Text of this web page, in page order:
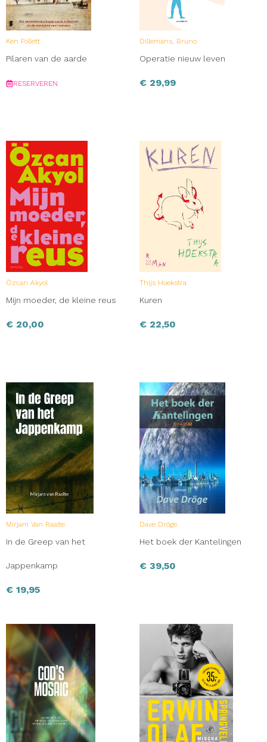
Ken Follett
Pilaren van de aarde
RESERVEREN
Dillemans, Bruno
Operatie nieuw leven
€ 29,99
Özcan Akyol
Mijn moeder, de kleine reus
€ 20,00
Thijs Hoekstra
Kuren
€ 22,50
Mirjam Van Raalte
In de Greep van het
Jappenkamp
€ 19,95
Dave Dröge
Het boek der Kantelingen
€ 39,50